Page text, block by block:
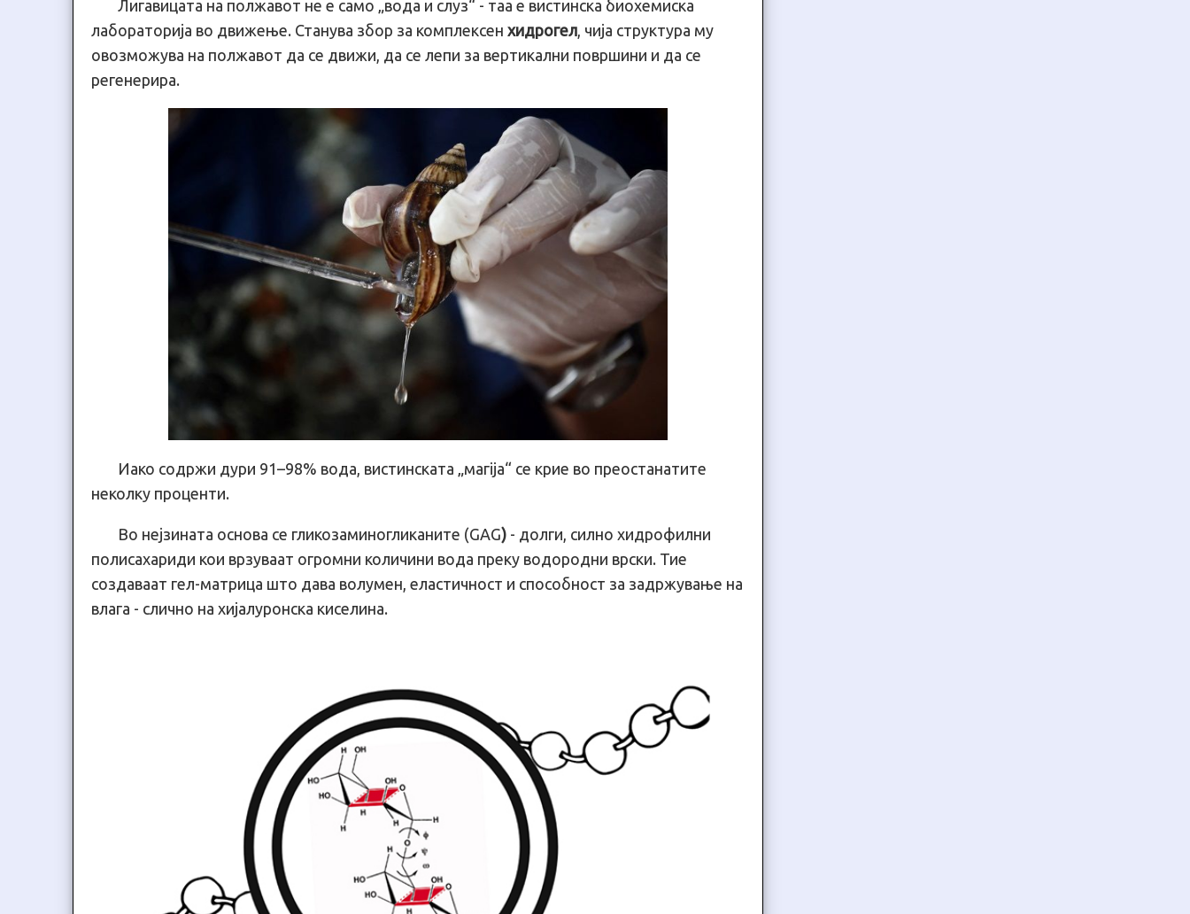
Лигавицата на полжавот не е само „вода и слуз“ - таа е вистинска биохемиска
лабораторија во движење. Станува збор за комплексен хидрогел , чија структура му
овозможува на полжавот да се движи, да се лепи за вертикални површини и да се
регенерира.
Иако содржи дури 91–98% вода, вистинската „магija“ се крие во преостанатите
неколку проценти.
Во нејзината основа се гликозаминогликаните (GAG) - долги, силно хидрофилни
полисахариди кои врзуваат огромни количини вода преку водородни врски. Тие
создаваат гел-матрица што дава волумен, еластичност и способност за задржување на
влага - слично на хијалуронска киселина.